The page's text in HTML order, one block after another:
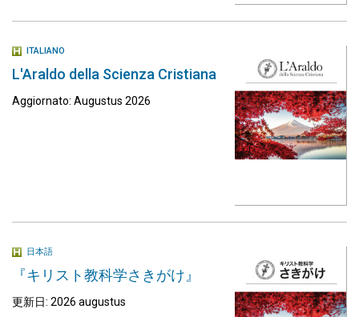
ITALIANO
L'Araldo della Scienza Cristiana
Aggiornato: Augustus 2026
日本語
『キリスト教科学さきがけ』
更新日: 2026 augustus